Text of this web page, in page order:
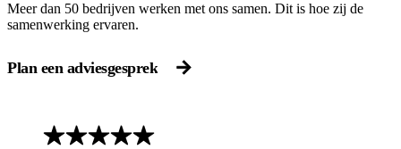
Meer dan 50 bedrijven werken met ons samen. Dit is hoe zij de
samenwerking ervaren.
Plan een adviesgesprek